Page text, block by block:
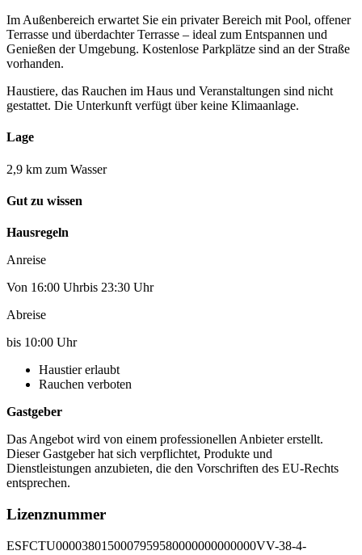
Im Außenbereich erwartet Sie ein privater Bereich mit Pool, offener
Terrasse und überdachter Terrasse – ideal zum Entspannen und
Genießen der Umgebung. Kostenlose Parkplätze sind an der Straße
vorhanden.
Haustiere, das Rauchen im Haus und Veranstaltungen sind nicht
gestattet. Die Unterkunft verfügt über keine Klimaanlage.
Lage
2,9 km zum Wasser
Gut zu wissen
Hausregeln
Anreise
Von 16:00 Uhrbis 23:30 Uhr
Abreise
bis 10:00 Uhr
Haustier erlaubt
Rauchen verboten
Gastgeber
Das Angebot wird von einem professionellen Anbieter erstellt.
Dieser Gastgeber hat sich verpflichtet, Produkte und
Dienstleistungen anzubieten, die den Vorschriften des EU-Rechts
entsprechen.
Lizenznummer
ESFCTU0000380150007959580000000000000VV-38-4-